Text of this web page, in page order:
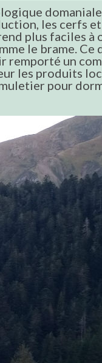
les cerfs et
plus faciles à
le brame. Ce
remporté un
les produits
pour